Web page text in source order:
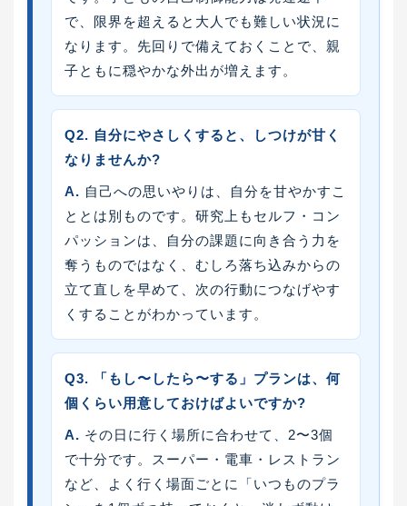
で、限界を超えると大人でも難しい状況に
なります。先回りで備えておくことで、親
子ともに穏やかな外出が増えます。
Q2. 自分にやさしくすると、しつけが甘く
なりませんか?
A. 自己への思いやりは、自分を甘やかすこ
ととは別ものです。研究上もセルフ・コン
パッションは、自分の課題に向き合う力を
奪うものではなく、むしろ落ち込みからの
立て直しを早めて、次の行動につなげやす
くすることがわかっています。
Q3. 「もし〜したら〜する」プランは、何
個くらい用意しておけばよいですか?
A. その日に行く場所に合わせて、2〜3個
で十分です。スーパー・電車・レストラン
など、よく行く場面ごとに「いつものプラ